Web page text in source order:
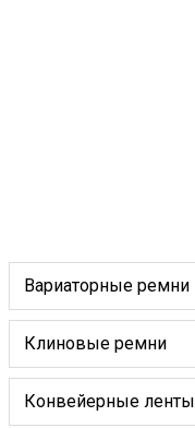
Вариаторные ремни
Клиновые ремни
Конвейерные ленты